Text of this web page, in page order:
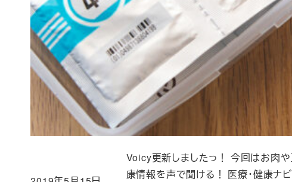
Voicy更新しましたっ！ 今回はお肉や
康情報を声で聞ける！ 医療・健康